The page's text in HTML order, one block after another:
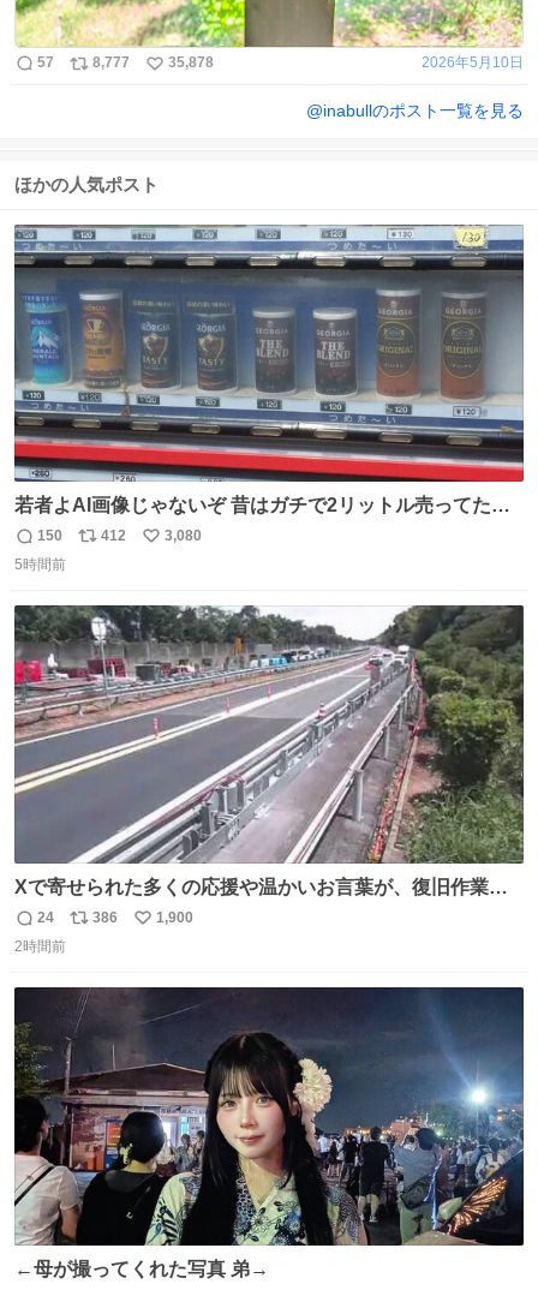
57 8,777 35,878 2026年5月10日
@inabullのポスト一覧を見る
ほかの人気ポスト
若者よAI画像じゃないぞ 昔はガチで2リットル売ってたん
やでw
返
信
150
リ
ト
数
412
い
数
3,080
5時間前
Xで寄せられた多くの応援や温かいお言葉が、復旧作業に
携わる社員の大きな励みとなっております。ありがとうご
ざいます。 九州道
返
信
24
リ
ト
数
386
い
数
1,900
2時間前
←母が撮ってくれた写真 弟→